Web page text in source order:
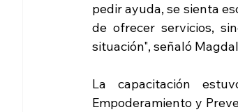
pedir ayuda, se sienta
de ofrecer servicios,
situación", señaló
La capacitación
Empoderamiento y